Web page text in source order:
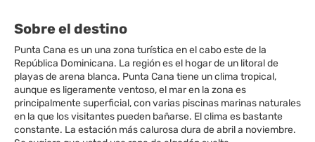
Sobre el destino
Punta Cana es un una zona turística en el cabo este de la
República Dominicana. La región es el hogar de un litoral de
playas de arena blanca. Punta Cana tiene un clima tropical,
aunque es ligeramente ventoso, el mar en la zona es
principalmente superficial, con varias piscinas marinas naturales
en la que los visitantes pueden bañarse. El clima es bastante
constante. La estación más calurosa dura de abril a noviembre.